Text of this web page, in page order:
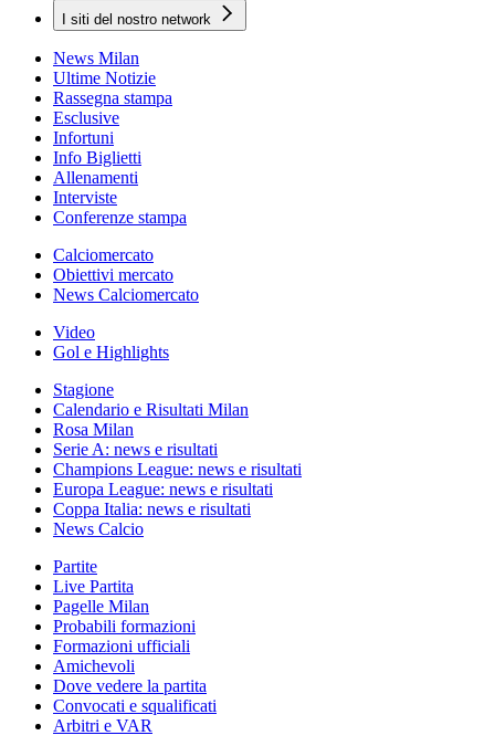
I siti del nostro network
News Milan
Ultime Notizie
Rassegna stampa
Esclusive
Infortuni
Info Biglietti
Allenamenti
Interviste
Conferenze stampa
Calciomercato
Obiettivi mercato
News Calciomercato
Video
Gol e Highlights
Stagione
Calendario e Risultati Milan
Rosa Milan
Serie A: news e risultati
Champions League: news e risultati
Europa League: news e risultati
Coppa Italia: news e risultati
News Calcio
Partite
Live Partita
Pagelle Milan
Probabili formazioni
Formazioni ufficiali
Amichevoli
Dove vedere la partita
Convocati e squalificati
Arbitri e VAR